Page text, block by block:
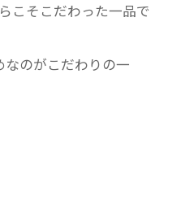
・乳成分・牛肉・大
密封し、加圧加熱殺
こそこだわった一品で
のがこだわりの一